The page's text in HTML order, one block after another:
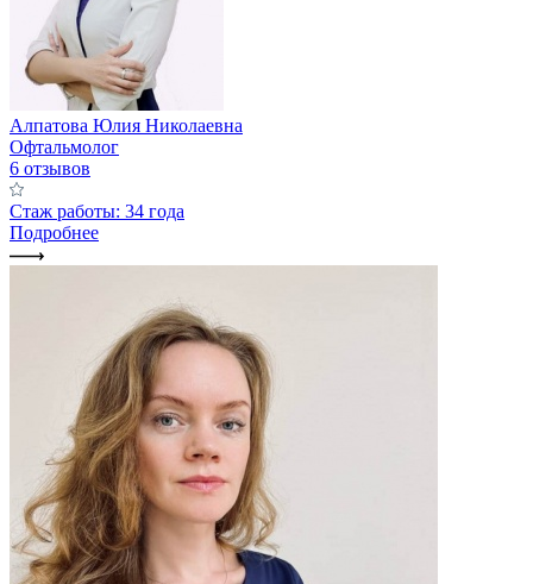
Алпатова Юлия Николаевна
Офтальмолог
6 отзывов
Стаж работы: 34 года
Подробнее